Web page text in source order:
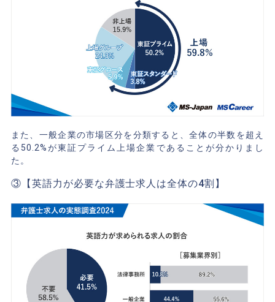
また、一般企業の市場区分を分類すると、全体の半数を超え
る50.2%が東証プライム上場企業であることが分かりまし
た。
③【英語力が必要な弁護士求人は全体の4割】